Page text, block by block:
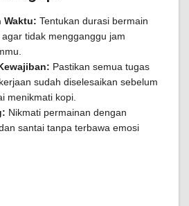
Waktu: Tentukan durasi bermain
tidak mengganggu jam
Pastikan semua tugas
sudah diselesaikan sebelum
menikmati kopi.
Nikmati permainan dengan
santai tanpa terbawa emosi